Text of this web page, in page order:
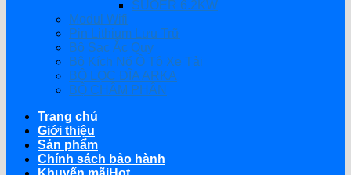
SUOER 6.2KW
Modul Wifi
Pin Lithium Lưu Trữ
Bộ Sạc Ắc Quy
Bộ Kích Nổ Ô Tô Xe Tải
BỘ LỌC ĐĨA ARKA
BỘ CHÂM PHÂN
Trang chủ
Giới thiệu
Sản phẩm
Chính sách bảo hành